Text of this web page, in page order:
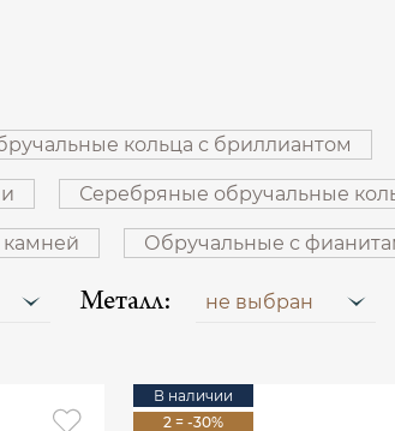
кольца с бриллиантом
Серебряные обручальные
Обручальные с
Металл: не выбран
В наличии
2 = -30%